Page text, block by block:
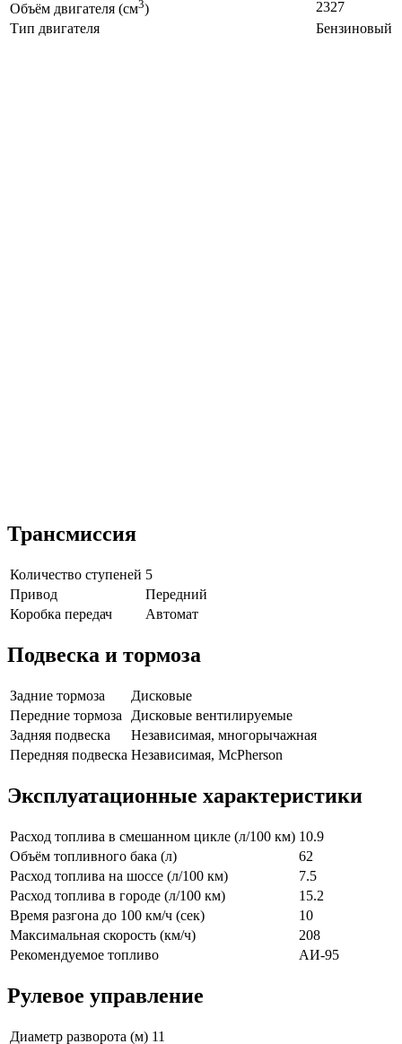
Объём двигателя (см3)
2327
Тип двигателя
Бензиновый
Трансмиссия
Количество ступеней 5
Привод
Передний
Коробка передач
Автомат
Подвеска и тормоза
Задние тормоза
Дисковые
Передние тормоза
Дисковые вентилируемые
Задняя подвеска
Независимая, многорычажная
Передняя подвеска Независимая, McPherson
Эксплуатационные характеристики
Расход топлива в смешанном цикле (л/100 км) 10.9
Объём топливного бака (л)
62
Расход топлива на шоссе (л/100 км)
7.5
Расход топлива в городе (л/100 км)
15.2
Время разгона до 100 км/ч (сек)
10
Максимальная скорость (км/ч)
208
Рекомендуемое топливо
АИ-95
Рулевое управление
Диаметр разворота (м) 11